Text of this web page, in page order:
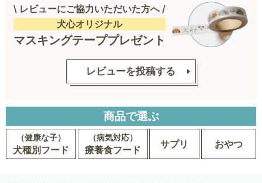
\ レビューにご協力いただいた方へ /
犬心オリジナル
マスキングテーププレゼント
レビューを投稿する
商品で選ぶ
（健康な子）
犬種別フード
（病気対応）
療養食フード サプリ おやつ